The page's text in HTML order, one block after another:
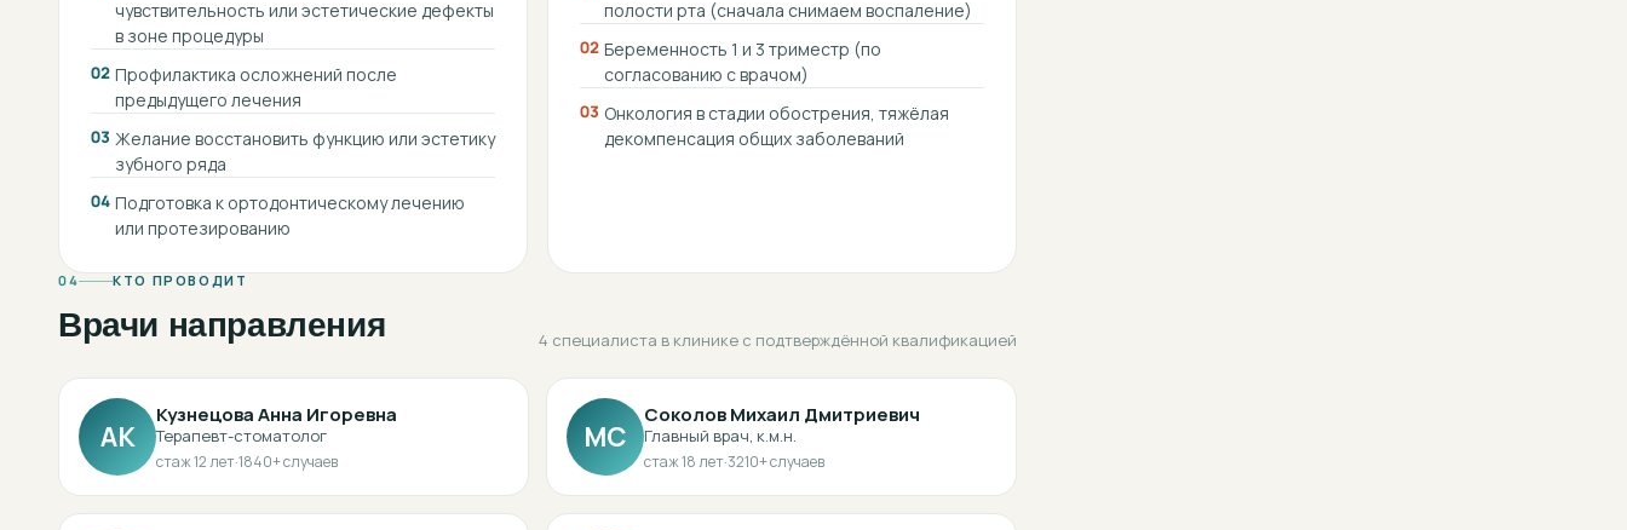
чувствительность или эстетические дефекты
в зоне процедуры
02 Профилактика осложнений после
предыдущего лечения
03 Желание восстановить функцию или эстетику
зубного ряда
04 Подготовка к ортодонтическому лечению
или протезированию
полости рта (сначала снимаем воспаление)
02 Беременность 1 и 3 триместр (по
согласованию с врачом)
03 Онкология в стадии обострения, тяжёлая
декомпенсация общих заболеваний
04 КТО ПРОВОДИТ
Врачи направления 4 специалиста в клинике с подтверждённой квалификацией
АК
Кузнецова Анна Игоревна
Терапевт-стоматолог
стаж12лет·1840+ случаев
МС
Соколов Михаил Дмитриевич
Главный врач, к.м.н.
стаж18лет·3210+ случаев